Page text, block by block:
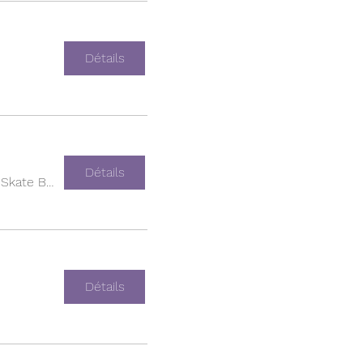
Détails
Empire Skate Building
Détails
Détails